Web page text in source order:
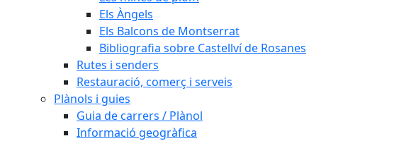
Els Àngels
Els Balcons de Montserrat
Bibliografia sobre Castellví de Rosanes
Rutes i senders
Restauració, comerç i serveis
Plànols i guies
Guia de carrers / Plànol
Informació geogràfica